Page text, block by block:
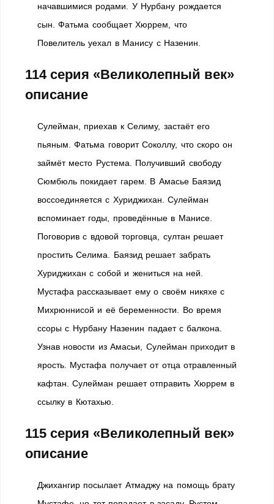
начавшимися родами. У Нурбану рождается
сын. Фатьма сообщает Хюррем, что
Повелитель уехал в Манису с Назенин.
114 серия «Великолепный век»
описание
Сулейман, приехав к Селиму, застаёт его
пьяным. Фатьма говорит Соколлу, что скоро он
займёт место Рустема. Получивший свободу
Сюмбюль покидает гарем. В Амасье Баязид
воссоединяется с Хуриджихан. Сулейман
вспоминает годы, проведённые в Манисе.
Поговорив с вдовой торговца, султан решает
простить Селима. Баязид решает забрать
Хуриджихан с собой и жениться на ней.
Мустафа рассказывает ему о своём никяхе с
Михрюннисой и её беременности. Во время
ссоры с Нурбану Назенин падает с балкона.
Узнав новости из Амасьи, Сулейман приходит в
ярость. Мустафа получает от отца отравленный
кафтан. Сулейман решает отправить Хюррем в
ссылку в Кютахью.
115 серия «Великолепный век»
описание
Джихангир посылает Атмаджу на помощь брату